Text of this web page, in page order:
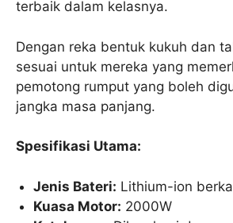
terbaik dalam kelasnya.
Dengan reka bentuk kukuh dan
sesuai untuk mereka yang
pemotong rumput yang boleh
jangka masa panjang.
Spesifikasi Utama:
Jenis Bateri: Lithium-ion
Kuasa Motor: 2000W